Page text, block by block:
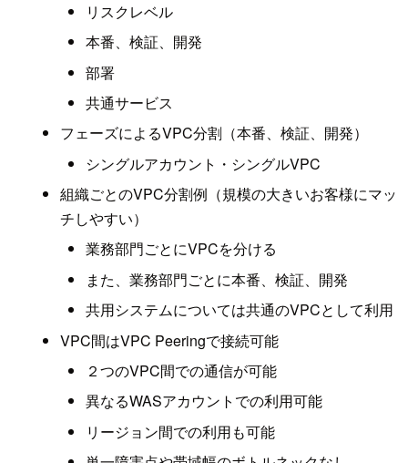
リスクレベル
本番、検証、開発
部署
共通サービス
フェーズによるVPC分割（本番、検証、開発）
シングルアカウント・シングルVPC
組織ごとのVPC分割例（規模の大きいお客様にマッ
チしやすい）
業務部門ごとにVPCを分ける
また、業務部門ごとに本番、検証、開発
共用システムについては共通のVPCとして利用
VPC間はVPC Peeringで接続可能
２つのVPC間での通信が可能
異なるWASアカウントでの利用可能
リージョン間での利用も可能